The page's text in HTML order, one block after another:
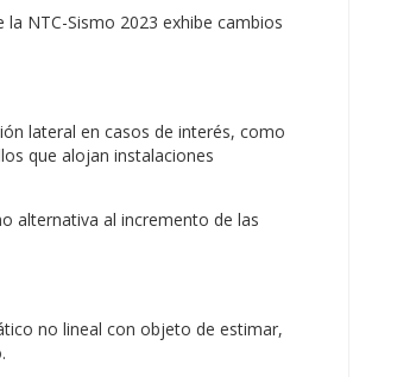
NTC-Sismo 2023 exhibe cambios
lateral en casos de interés, como
que alojan instalaciones
alternativa al incremento de las
no lineal con objeto de estimar,